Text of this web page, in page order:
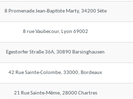
8 Promenade Jean-Baptiste Marty, 34200 Sète
8 rue Vaubecour, Lyon 69002
Egestorfer Straße 36A, 30890 Barsinghausen
42 Rue Sainte-Colombe, 33000, Bordeaux
21 Rue Sainte-Même, 28000 Chartres